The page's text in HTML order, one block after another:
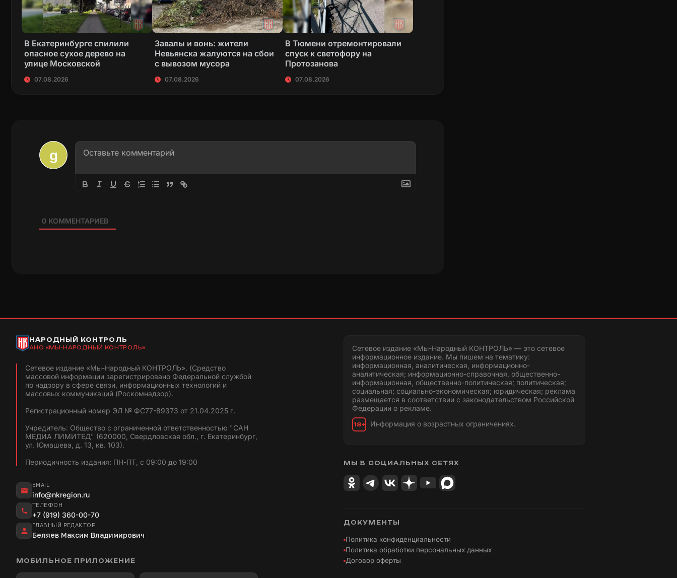
В Екатеринбурге спилили
опасное сухое дерево на
улице Московской
07.08.2026
Завалы и вонь: жители
Невьянска жалуются на сбои
с вывозом мусора
07.08.2026
В Тюмени отремонтировали
спуск к светофору на
Протозанова
07.08.2026
0КОММЕНТАРИЕВ
НАРОДНЫЙ КОНТРОЛЬ
АНО «МЫ-НАРОДНЫЙ КОНТРОЛЬ»
Сетевое издание «Мы-Народный КОНТРОЛЬ». (Средство
массовой информации зарегистрировано Федеральной службой
по надзору в сфере связи, информационных технологий и
массовых коммуникаций (Роскомнадзор).
Регистрационный номер ЭЛ № ФС77-89373 от 21.04.2025 г.
Учредитель: Общество с ограниченной ответственностью "САН
МЕДИА ЛИМИТЕД" (620000, Свердловская обл., г. Екатеринбург,
ул. Юмашева, д. 13, кв. 103).
Периодичность издания: ПН-ПТ, с 09:00 до 19:00
EMAIL
info@nkregion.ru
ТЕЛЕФОН
+7 (919) 360-00-70
ГЛАВНЫЙ РЕДАКТОР
Беляев Максим Владимирович
МОБИЛЬНОЕ ПРИЛОЖЕНИЕ
Сетевое издание «Мы-Народный КОНТРОЛЬ» — это сетевое
информационное издание. Мы пишем на тематику:
информационная, аналитическая, информационно-
аналитическая; информационно-справочная, общественно-
информационная, общественно-политическая; политическая;
социальная; социально-экономическая; юридическая; реклама
размещается в соответствии с законодательством Российской
Федерации о рекламе.
18+ Информация о возрастных ограничениях.
МЫ В СОЦИАЛЬНЫХ СЕТЯХ
ДОКУМЕНТЫ
Политика конфиденциальности
Политика обработки персональных данных
Договор оферты